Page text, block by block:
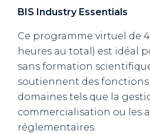
BIS Industry Essentials
Ce programme virtuel de 4
heures au total) est idéal
sans formation
soutiennent des fonctions
domaines tels que la
commercialisation ou les
réglementaires.